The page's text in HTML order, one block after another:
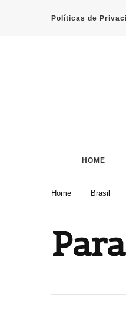
Políticas de
HOME
Home Brasil